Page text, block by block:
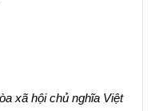
xã hội chủ nghĩa Việt